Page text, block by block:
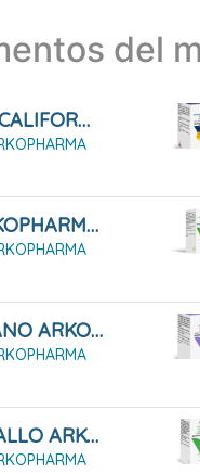
del
AMAPOLA DE CALIFORNIA ARKOPHARMA 45 Cápsulas Duras
CAMILINA ARKOPHARMA 200 CÁPSULAS DURAS
CARDO MARIANO ARKOPHARMA 45 CÁPSULAS DURAS
COLA DE CABALLO ARKOPHARMA 100 Cápsulas Duras